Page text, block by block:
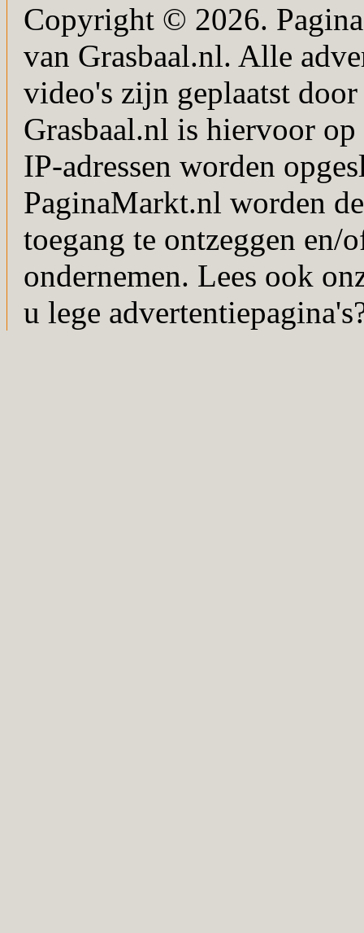
Copyright © 2026.
van Grasbaal.nl. Alle
video's zijn geplaatst
Grasbaal.nl is hiervoor
IP-adressen worden
PaginaMarkt.nl worden
toegang te ontzeggen en/
ondernemen. Lees ook
u lege